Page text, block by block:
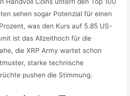
sehen sogar Potenzial für einen
was den Kurs auf 5.85 US-
ist das Allzeithoch für die
die XRP Army wartet schon
starke technische
pushen die Stimmung.